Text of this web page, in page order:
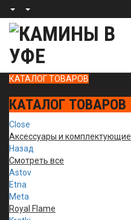
КАТАЛОГ ТОВАРОВ
КАТАЛОГ ТОВАРОВ
Close
Аксессуары и комплектующие
Назад
Смотреть все
Astov
Etna
Meta
Royal Flame